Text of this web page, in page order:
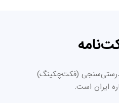
(فکت‌چکینگ)
ایران است.